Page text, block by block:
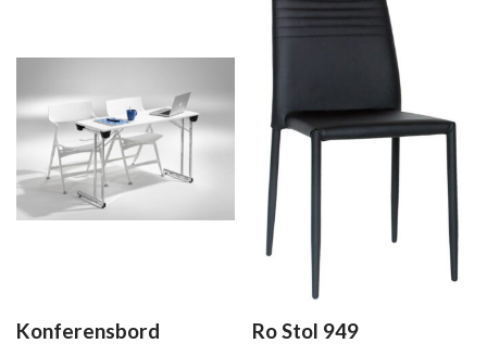
Konferensbord Ro Stol 949